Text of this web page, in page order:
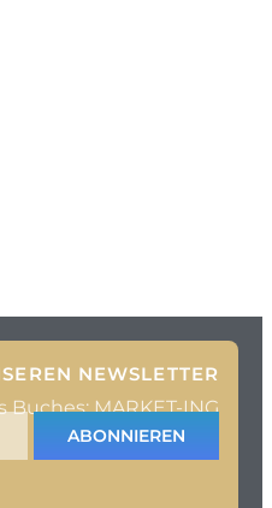
NEWSLETTER
MARKET-ING
ABONNIEREN